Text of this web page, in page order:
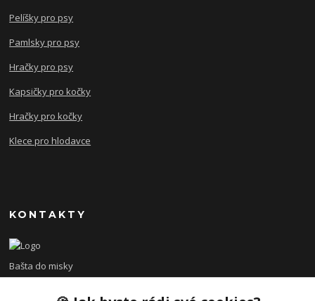
Pelíšky pro psy
Pamlsky pro psy
Hračky pro psy
Kapsičky pro kočky
Hračky pro kočky
Klece pro hlodavce
KONTAKTY
Bašta do misky